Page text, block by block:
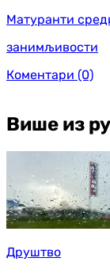
Матуранти
занимљивости
Коментари (0)
Више из
Друштво